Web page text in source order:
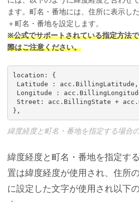
ます。町名・番地には、住所に表示し
＋町名・番地を設定します。
※公式でサポートされている指定方法
際はご注意ください。
location: {
Latitude : acc.BillingLatitude,
Longitude :
Street: acc.BillingState +
},
緯度経度と町名・番地を指定する場合
緯度経度と町名・番地を指定す
置は緯度経度が使用され、住所
に設定した文字が使用され以下